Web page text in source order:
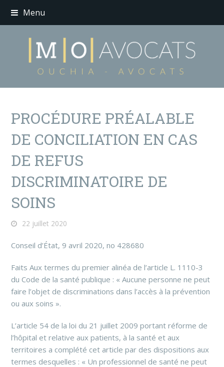
Menu
PROCÉDURE PRÉALABLE
DE CONCILIATION EN CAS
DE REFUS
DISCRIMINATOIRE DE
SOINS
22 juillet 2020
Conseil d’État, 9 avril 2020, no 428680
Faits Aux termes du premier alinéa de l’article L. 1110-3
du Code de la santé publique : « Aucune personne ne peut
faire l’objet de discriminations dans l’accès à la prévention
ou aux soins ».
L’article 54 de la loi du 21 juillet 2009 portant réforme de
l’hôpital et relative aux patients, à la santé et aux
territoires a complété cet article par des dispositions aux
termes desquelles : « Un professionnel de santé ne peut